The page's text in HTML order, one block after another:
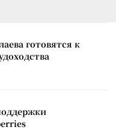
готовятся к